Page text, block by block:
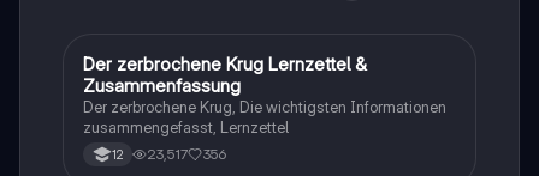
Deutsch
Der zerbrochene Krug Lernzettel &
Zusammenfassung
Der zerbrochene Krug, Die wichtigsten Informationen
zusammengefasst, Lernzettel
12 23,517 356